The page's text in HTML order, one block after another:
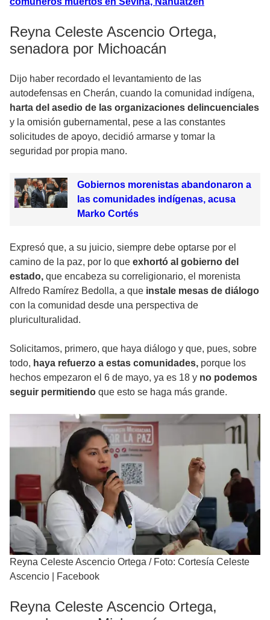
Reyna Celeste Ascencio Ortega,
senadora por Michoacán
Dijo haber recordado el levantamiento de las
autodefensas en Cherán, cuando la comunidad indígena,
harta del asedio de las organizaciones delincuenciales
y la omisión gubernamental, pese a las constantes
solicitudes de apoyo, decidió armarse y tomar la
seguridad por propia mano.
Gobiernos morenistas abandonaron a
las comunidades indígenas, acusa
Marko Cortés
Expresó que, a su juicio, siempre debe optarse por el
camino de la paz, por lo que exhortó al gobierno del
estado, que encabeza su correligionario, el morenista
Alfredo Ramírez Bedolla, a que instale mesas de diálogo
con la comunidad desde una perspectiva de
pluriculturalidad.
Solicitamos, primero, que haya diálogo y que, pues, sobre
todo, haya refuerzo a estas comunidades, porque los
hechos empezaron el 6 de mayo, ya es 18 y no podemos
seguir permitiendo que esto se haga más grande.
Reyna Celeste Ascencio Ortega / Foto: Cortesía Celeste
Ascencio | Facebook
Reyna Celeste Ascencio Ortega,